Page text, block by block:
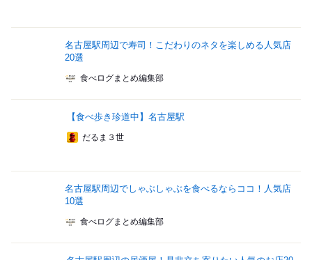
名古屋駅周辺で寿司！こだわりのネタを楽しめる人気店
20選
食べログまとめ編集部
【食べ歩き珍道中】名古屋駅
だるま３世
名古屋駅周辺でしゃぶしゃぶを食べるならココ！人気店
10選
食べログまとめ編集部